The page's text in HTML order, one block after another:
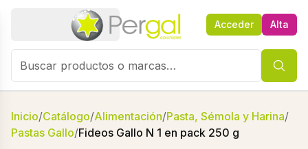
Acceder Alta
Inicio/Catálogo/Alimentación/Pasta, Sémola y Harina/
Pastas Gallo/Fideos Gallo N 1 en pack 250 g